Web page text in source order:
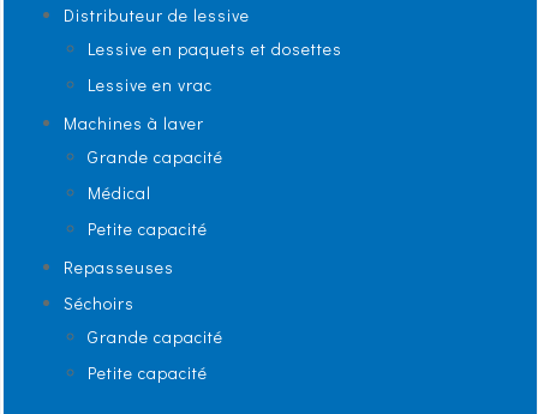
Distributeur de lessive
Lessive en paquets et dosettes
Lessive en vrac
Machines à laver
Grande capacité
Médical
Petite capacité
Repasseuses
Séchoirs
Grande capacité
Petite capacité